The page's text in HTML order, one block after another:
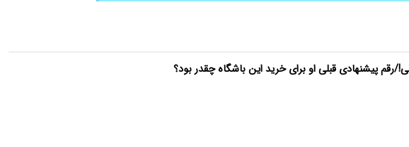
پیشنهادی قبلی او برای خرید این باشگاه چقدر بود؟